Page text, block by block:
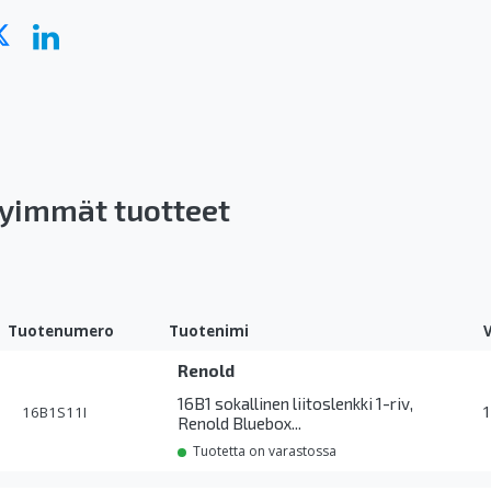
tuotteet
Tuotenumero Tuotenimi
16B1S11I
Renold
16B1 sokallinen liitoslenkki 1-riv,
Renold Bluebox...
Tuotetta on varastossa